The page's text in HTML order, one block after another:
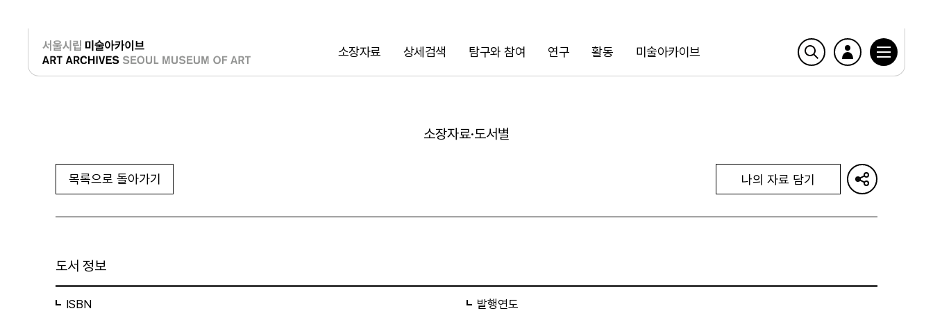
소장자료 상세검색 탐구와 참여 연구 활동 미술아카이브
검색
로그인
소장자료·도서별
목록으로 돌아가기 나의 자료 담기
도서 정보
ISBN 발행연도